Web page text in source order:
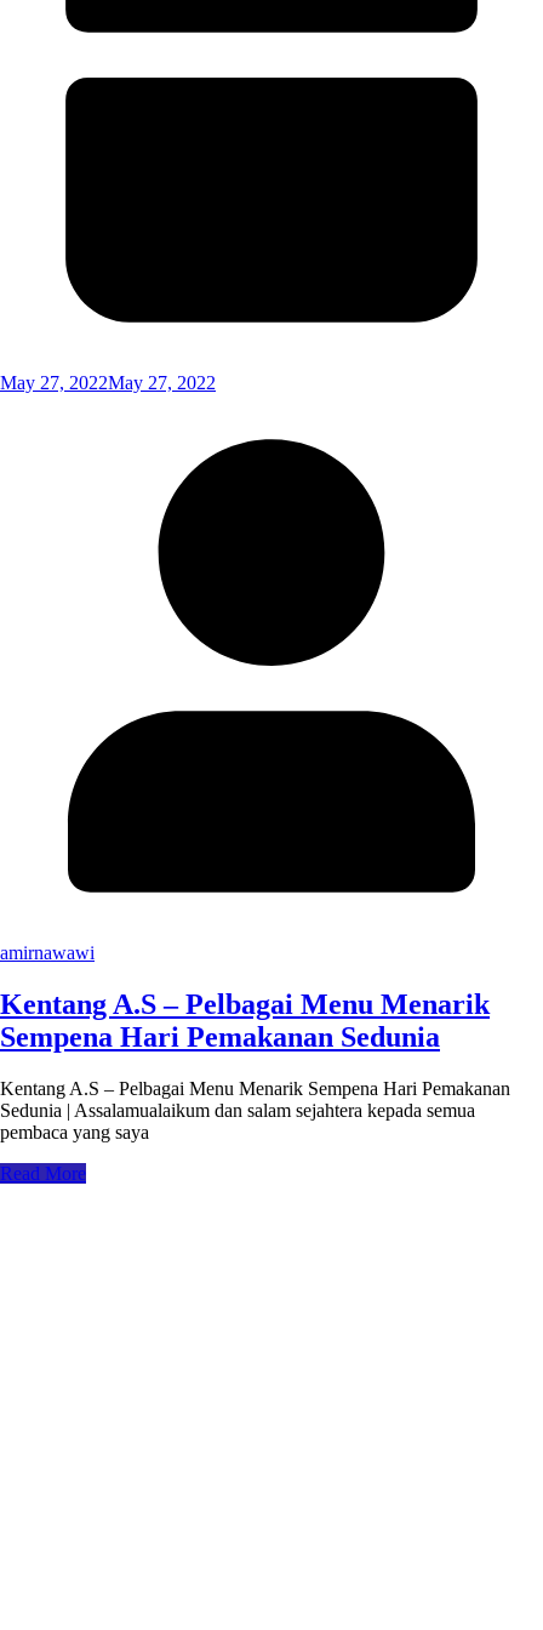
May 27, 2022May 27, 2022
amirnawawi
Kentang A.S – Pelbagai Menu Menarik
Sempena Hari Pemakanan Sedunia
Kentang A.S – Pelbagai Menu Menarik Sempena Hari Pemakanan
Sedunia | Assalamualaikum dan salam sejahtera kepada semua
pembaca yang saya
Read More